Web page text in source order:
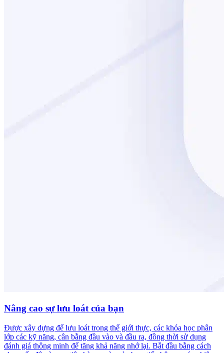
Nâng cao sự lưu loát của bạn
Được xây dựng để lưu loát trong thế giới thực, các khóa học phân
lớp các kỹ năng, cân bằng đầu vào và đầu ra, đồng thời sử dụng
đánh giá thông minh để tăng khả năng nhớ lại. Bắt đầu bằng cách